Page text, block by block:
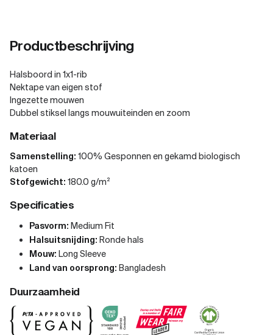
Productbeschrijving
Halsboord in 1x1-rib
Nektape van eigen stof
Ingezette mouwen
Dubbel stiksel langs mouwuiteinden en zoom
Materiaal
Samenstelling: 100% Gesponnen en gekamd biologisch
katoen
Stofgewicht: 180.0 g/m²
Specificaties
Pasvorm: Medium Fit
Halsuitsnijding: Ronde hals
Mouw: Long Sleeve
Land van oorsprong: Bangladesh
Duurzaamheid